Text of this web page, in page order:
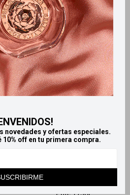
novedades y ofertas especiales.
10% off en tu primera compra.
Llega MAÑANA